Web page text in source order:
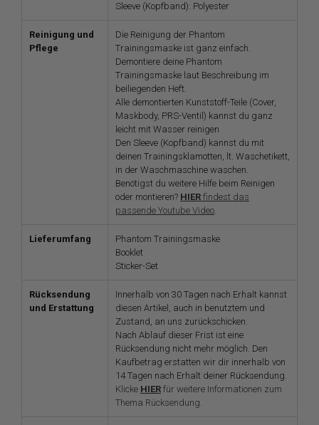
Sleeve (Kopfband): Polyester
Reinigung und
Pflege
Die Reinigung der Phantom
Trainingsmaske ist ganz einfach.
Demontiere deine Phantom
Trainingsmaske laut Beschreibung im
beiliegenden Heft.
Alle demontierten Kunststoff-Teile (Cover,
Maskbody, PRS-Ventil) kannst du ganz
leicht mit Wasser reinigen
Den Sleeve (Kopfband) kannst du mit
deinen Trainingsklamotten, lt. Waschetikett,
in der Waschmaschine waschen.
Benötigst du weitere Hilfe beim Reinigen
oder montieren? HIER findest das
passende Youtube Video.
Lieferumfang
Phantom Trainingsmaske
Booklet
Sticker-Set
Rücksendung
und Erstattung
Innerhalb von 30 Tagen nach Erhalt kannst
diesen Artikel, auch in benutztem und
Zustand, an uns zurückschicken.
Nach Ablauf dieser Frist ist eine
Rücksendung nicht mehr möglich. Den
Kaufbetrag erstatten wir dir innerhalb von
14 Tagen nach Erhalt deiner Rücksendung.
Klicke HIER für weitere Informationen zum
Thema Rücksendung.